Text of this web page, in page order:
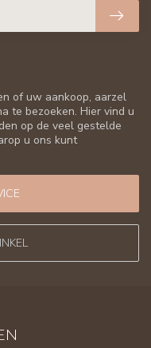
of uw aankoop, aarzel
te bezoeken. Hier vind u
op de veel gestelde
u ons kunt